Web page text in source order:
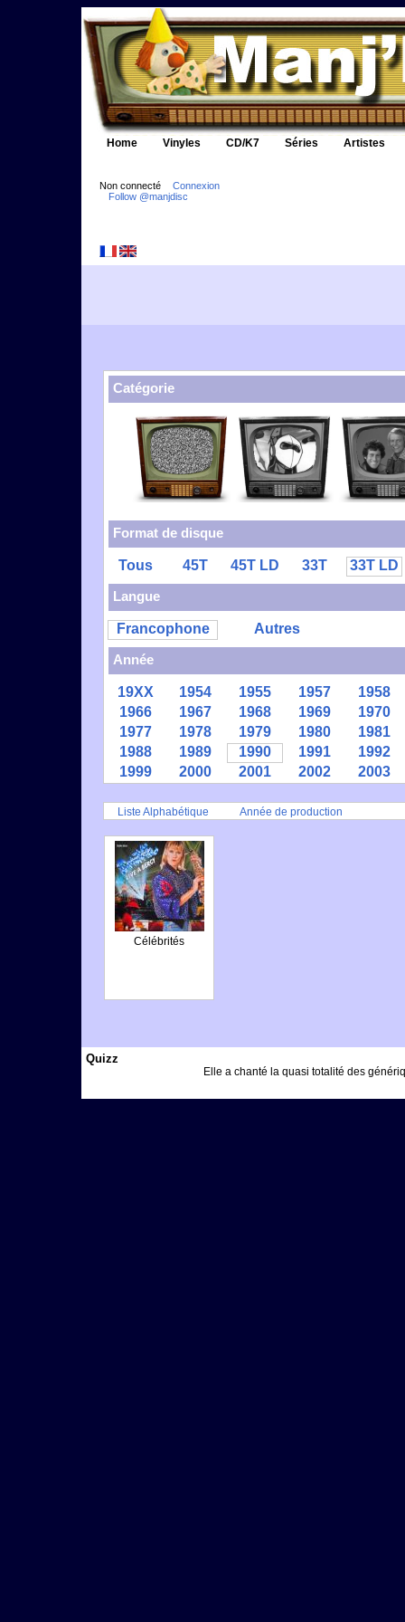
Home Vinyles CD/K7 Séries Artistes
Non connecté
Connexion
Follow @manjdisc
Catégorie
Format de disque
Tous 45T 45T LD 33T
33T LD
Langue
Francophone
Autres
Année
19XX 1954 1955 1957
1958
1966
1967 1968 1969
1970
1977
1978 1979 1980
1981
1988
1989 1990 1991
1992
1999
2000 2001 2002 2003
Liste Alphabétique Année de production
Célébrités
Quizz
Elle a chanté la quasi totalité des